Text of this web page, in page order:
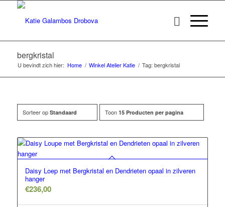
bergkristal
U bevindt zich hier: Home / Winkel Atelier Katie / Tag: bergkristal
Sorteer op Standaard Toon 15 Producten per pagina
Daisy Loep met Bergkristal en Dendrieten opaal in zilveren
hanger
€236,00